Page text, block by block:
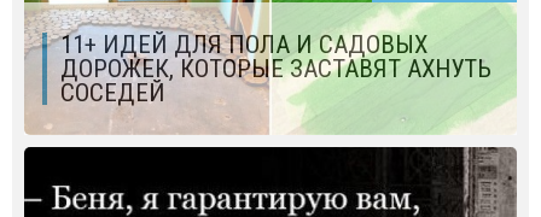
11+ ИДЕЙ ДЛЯ ПОЛА И САДОВЫХ
ДОРОЖЕК, КОТОРЫЕ ЗАСТАВЯТ АХНУТЬ
СОСЕДЕЙ